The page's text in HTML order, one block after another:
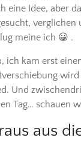
eine Idee, aber
verglichen
meine ich 😀 .
ich kam erst
wird
Und
Tag… schauen
aus